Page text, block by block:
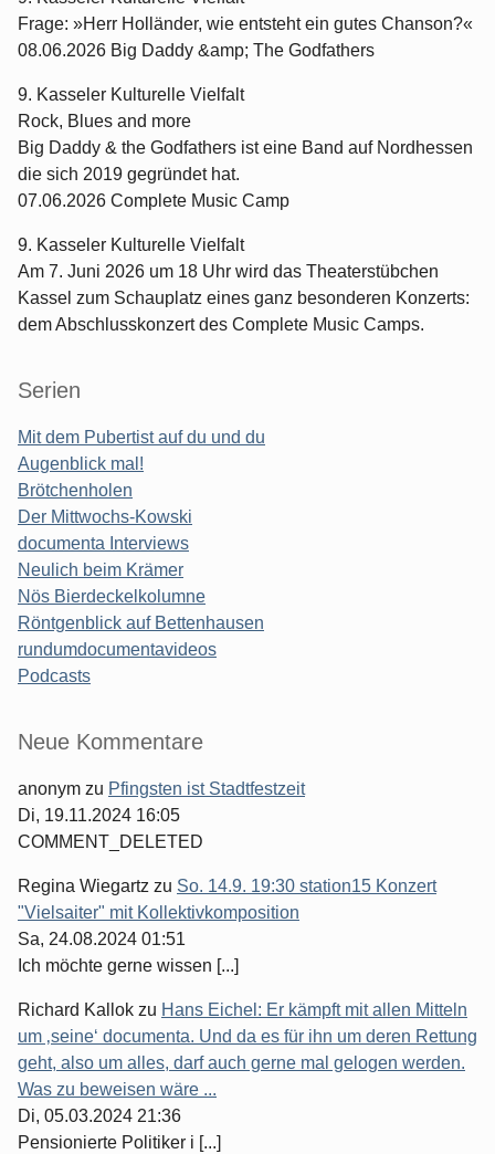
Frage: »Herr Holländer, wie entsteht ein gutes Chanson?«
08.06.2026 Big Daddy &amp; The Godfathers
9. Kasseler Kulturelle Vielfalt
Rock, Blues and more
Big Daddy & the Godfathers ist eine Band auf Nordhessen
die sich 2019 gegründet hat.
07.06.2026 Complete Music Camp
9. Kasseler Kulturelle Vielfalt
Am 7. Juni 2026 um 18 Uhr wird das Theaterstübchen
Kassel zum Schauplatz eines ganz besonderen Konzerts:
dem Abschlusskonzert des Complete Music Camps.
Serien
Mit dem Pubertist auf du und du
Augenblick mal!
Brötchenholen
Der Mittwochs-Kowski
documenta Interviews
Neulich beim Krämer
Nös Bierdeckelkolumne
Röntgenblick auf Bettenhausen
rundumdocumentavideos
Podcasts
Seitenleiste
Neue Kommentare
anonym zu Pfingsten ist Stadtfestzeit
Di, 19.11.2024 16:05
COMMENT_DELETED
Regina Wiegartz zu So. 14.9. 19:30 station15 Konzert
"Vielsaiter" mit Kollektivkomposition
Sa, 24.08.2024 01:51
Ich möchte gerne wissen [...]
Richard Kallok zu Hans Eichel: Er kämpft mit allen Mitteln
um ‚seine‘ documenta. Und da es für ihn um deren Rettung
geht, also um alles, darf auch gerne mal gelogen werden.
Was zu beweisen wäre ...
Di, 05.03.2024 21:36
Pensionierte Politiker i [...]